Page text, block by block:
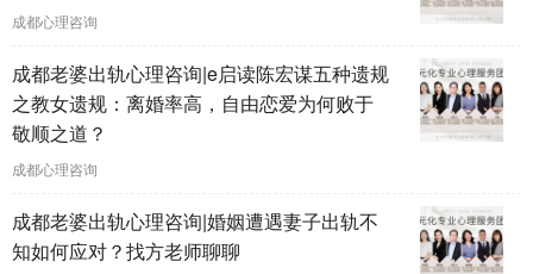
成都心理咨询
成都老婆出轨心理咨询|e启读陈宏谋五种遗规
之教女遗规：离婚率高，自由恋爱为何败于
敬顺之道？
成都心理咨询
成都老婆出轨心理咨询|婚姻遭遇妻子出轨不
知如何应对？找方老师聊聊